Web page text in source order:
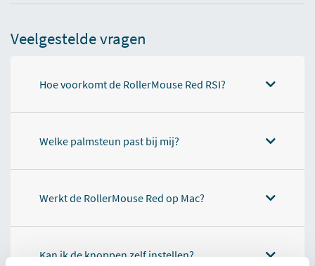
Veelgestelde vragen
Hoe voorkomt de RollerMouse Red RSI?
Welke palmsteun past bij mij?
Werkt de RollerMouse Red op Mac?
Kan ik de knoppen zelf instellen?